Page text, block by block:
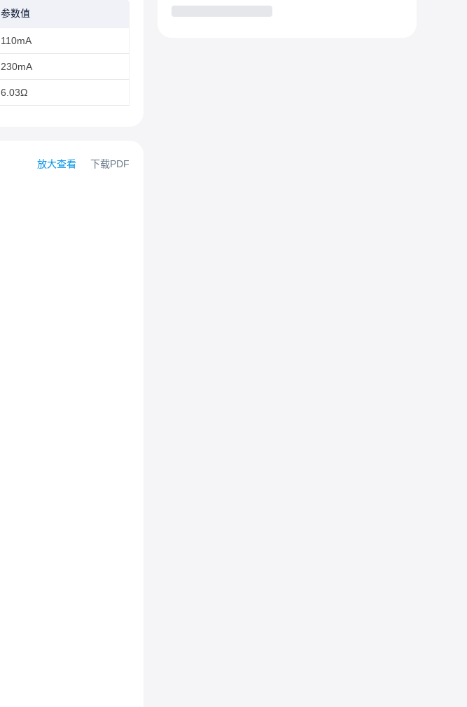
参数值
110mA
230mA
6.03Ω
放大查看 下载PDF